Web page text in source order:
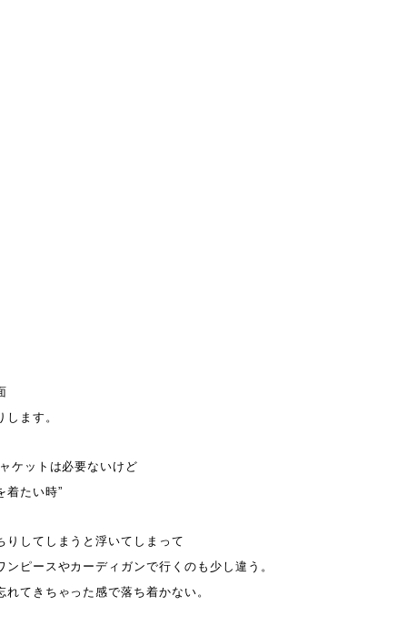
ます。
ケットは必要ないけど
着たい時”
りしてしまうと浮いてしまって
ンピースやカーディガンで行くのも少し違う。
れてきちゃった感で落ち着かない。